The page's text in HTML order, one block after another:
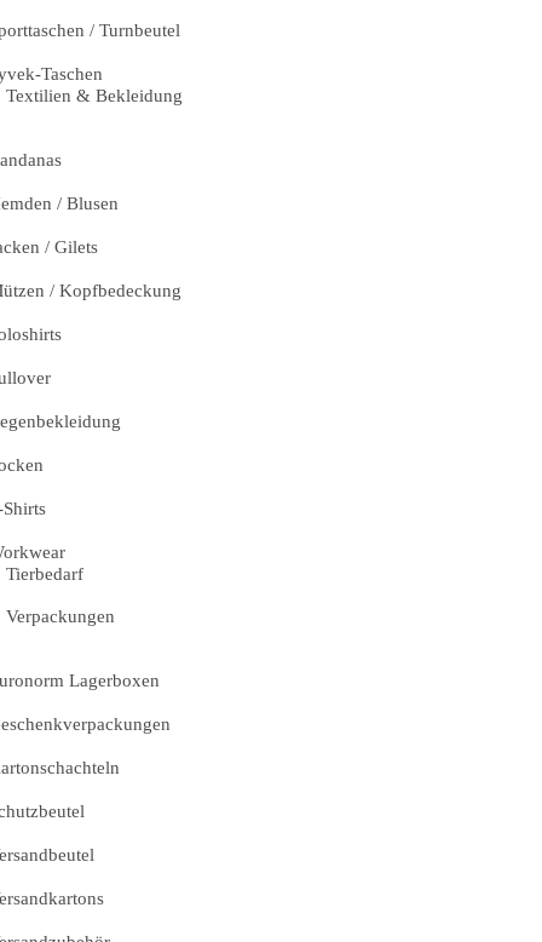
/ Turnbeutel
Taschen
Textilien & Bekleidung
/ Blusen
/ Gilets
/ Kopfbedeckung
Shirts
Tierbedarf
Verpackungen
Lagerboxen